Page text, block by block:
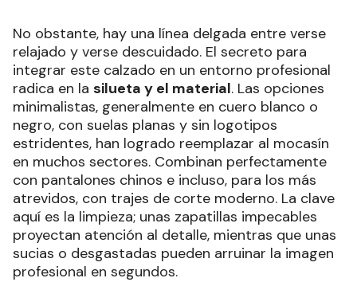
No obstante, hay una línea delgada entre verse
relajado y verse descuidado. El secreto para
integrar este calzado en un entorno profesional
radica en la silueta y el material. Las opciones
minimalistas, generalmente en cuero blanco o
negro, con suelas planas y sin logotipos
estridentes, han logrado reemplazar al mocasín
en muchos sectores. Combinan perfectamente
con pantalones chinos e incluso, para los más
atrevidos, con trajes de corte moderno. La clave
aquí es la limpieza; unas zapatillas impecables
proyectan atención al detalle, mientras que unas
sucias o desgastadas pueden arruinar la imagen
profesional en segundos.